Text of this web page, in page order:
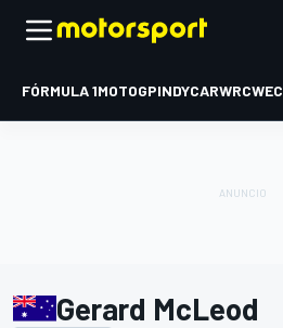
FÓRMULA 1MOTOGPINDYCARWRCWEC
Gerard McLeod